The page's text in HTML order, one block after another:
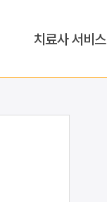
치료사 서비스